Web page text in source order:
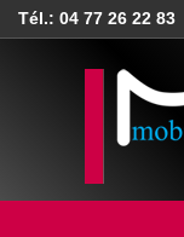
Tél.: 04 77 26 22 83